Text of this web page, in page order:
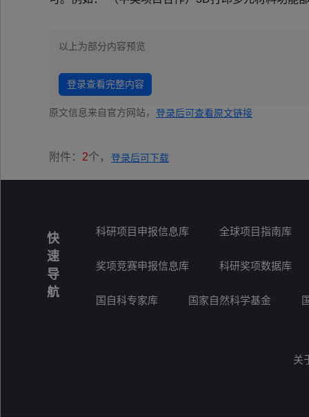
以上为部分内容预览
登录查看完整内容
原文信息来自官方网站， 登录后可查看原文链接
附件： 2个， 登录后可下载
快
速
导
航
科研项目申报信息库 全球项目指南库
奖项竞赛申报信息库 科研奖项数据库
国自科专家库 国家自然科学基金
关